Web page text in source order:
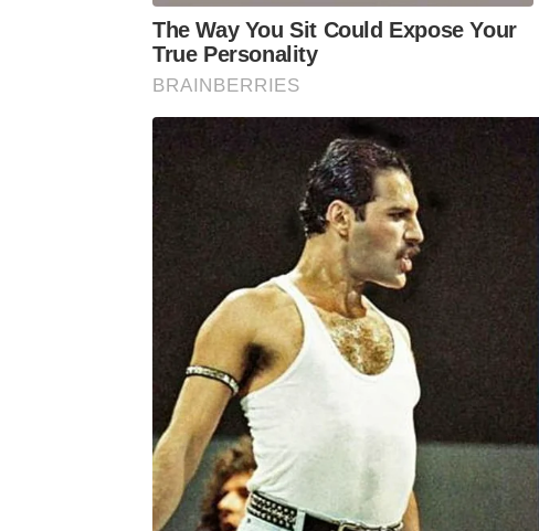
The Way You Sit Could Expose Your
True Personality
BRAINBERRIES